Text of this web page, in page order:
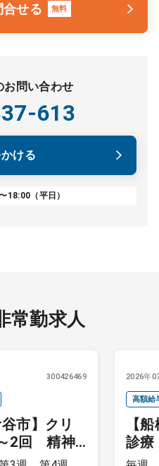
合せる 無料
お問い合わせ
613
ける
18:00（平日）
常勤求人
300426469
市】クリ
2回 精神
2026年
高額給
【
診